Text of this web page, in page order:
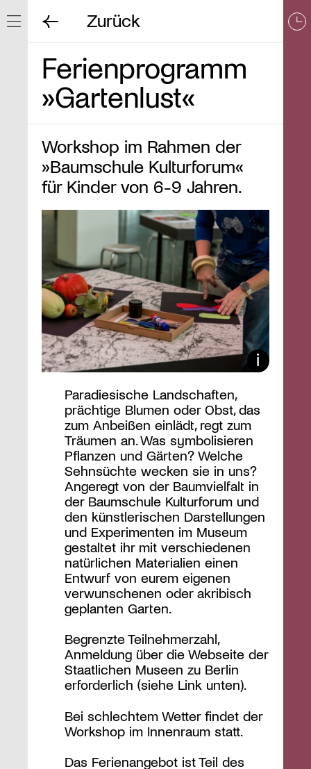
Navigation ein/ausblenden
Zurück
Ferienprogramm
»Gartenlust«
Workshop im Rahmen der
»Baumschule Kulturforum«
für Kinder von 6-9 Jahren.
Paradiesische Landschaften,
prächtige Blumen oder Obst, das
zum Anbeißen einlädt, regt zum
Träumen an. Was symbolisieren
Pflanzen und Gärten? Welche
Sehnsüchte wecken sie in uns?
Angeregt von der Baumvielfalt in
der Baumschule Kulturforum und
den künstlerischen Darstellungen
und Experimenten im Museum
gestaltet ihr mit verschiedenen
natürlichen Materialien einen
Entwurf von eurem eigenen
verwunschenen oder akribisch
geplanten Garten.
Begrenzte Teilnehmerzahl,
Anmeldung über die Webseite der
Staatlichen Museen zu Berlin
erforderlich (siehe Link unten).
Bei schlechtem Wetter findet der
Workshop im Innenraum statt.
Das Ferienangebot ist Teil des